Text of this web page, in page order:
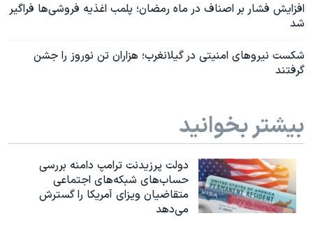
افزایش فشار بر اصناف در ماه رمضان؛ پلمب اغذیه فروشی‌ها فراگیر
شد
شکست نیروهای امنیتی در گیلانغرب؛ هزاران تن نوروز را جشن
گرفتند
بیشتر بخوانید
دولت پرزیدنت ترامپ دامنه بررسی
حساب‌های شبکه‌های اجتماعی
متقاضیان ویزای آمریکا را گسترش
می‌دهد